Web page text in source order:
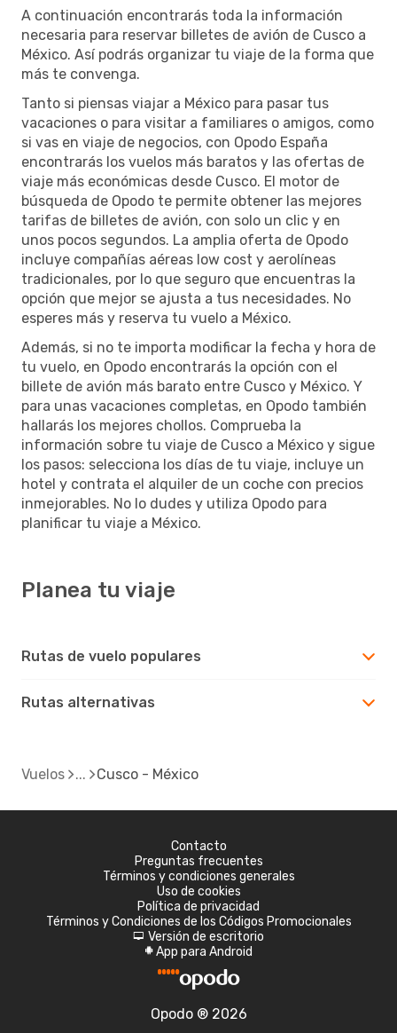
A continuación encontrarás toda la información
necesaria para reservar billetes de avión de Cusco a
México. Así podrás organizar tu viaje de la forma que
más te convenga.
Tanto si piensas viajar a México para pasar tus
vacaciones o para visitar a familiares o amigos, como
si vas en viaje de negocios, con Opodo España
encontrarás los vuelos más baratos y las ofertas de
viaje más económicas desde Cusco. El motor de
búsqueda de Opodo te permite obtener las mejores
tarifas de billetes de avión, con solo un clic y en
unos pocos segundos. La amplia oferta de Opodo
incluye compañías aéreas low cost y aerolíneas
tradicionales, por lo que seguro que encuentras la
opción que mejor se ajusta a tus necesidades. No
esperes más y reserva tu vuelo a México.
Además, si no te importa modificar la fecha y hora de
tu vuelo, en Opodo encontrarás la opción con el
billete de avión más barato entre Cusco y México. Y
para unas vacaciones completas, en Opodo también
hallarás los mejores chollos. Comprueba la
información sobre tu viaje de Cusco a México y sigue
los pasos: selecciona los días de tu viaje, incluye un
hotel y contrata el alquiler de un coche con precios
inmejorables. No lo dudes y utiliza Opodo para
planificar tu viaje a México.
Planea tu viaje
Rutas de vuelo populares
Rutas alternativas
Vuelos Cusco - México
Contacto
Preguntas frecuentes
Términos y condiciones generales
Uso de cookies
Política de privacidad
Términos y Condiciones de los Códigos Promocionales
d Versión de escritorio
A App para Android
Opodo ® 2026